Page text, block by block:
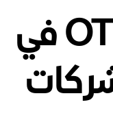
أفضل مزود OTP في